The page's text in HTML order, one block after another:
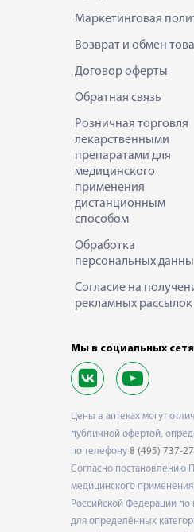
Маркетинговая
Возврат и обмен
Договор оферты
Обратная связь
Розничная торговля
лекарственными
препаратами для
медицинского
применения
дистанционным
способом
Обработка
персональных
Согласие на
рекламных рассылок
Мы в социальных
Цены в аптеках могут
публичной офертой,
по телефону 8 (495) 737-
Согласно постановлению
медицинского
Российской Федерации по
для определённых